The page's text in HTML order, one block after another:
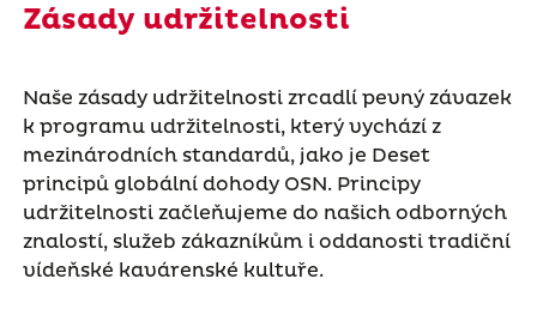
Zásady udržitelnosti
Naše zásady udržitelnosti zrcadlí pevný závazek
k programu udržitelnosti, který vychází z
mezinárodních standardů, jako je Deset
principů globální dohody OSN. Principy
udržitelnosti začleňujeme do našich odborných
znalostí, služeb zákazníkům i oddanosti tradiční
vídeňské kavárenské kultuře.